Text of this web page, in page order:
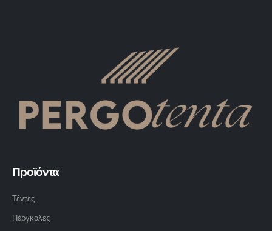
Προϊόντα
Τέντες
Πέργκολες